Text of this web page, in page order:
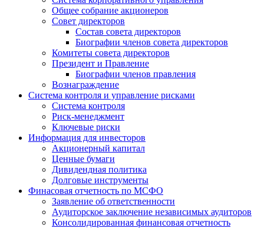
Общее собрание акционеров
Совет директоров
Состав совета директоров
Биографии членов совета директоров
Комитеты совета директоров
Президент и Правление
Биографии членов правления
Вознаграждение
Система контроля и управление рисками
Система контроля
Риск-менеджмент
Ключевые риски
Информация для инвесторов
Акционерный капитал
Ценные бумаги
Дивидендная политика
Долговые инструменты
Финасовая отчетность по МСФО
Заявление об ответственности
Аудиторское заключение независимых аудиторов
Консолидированная финансовая отчетность